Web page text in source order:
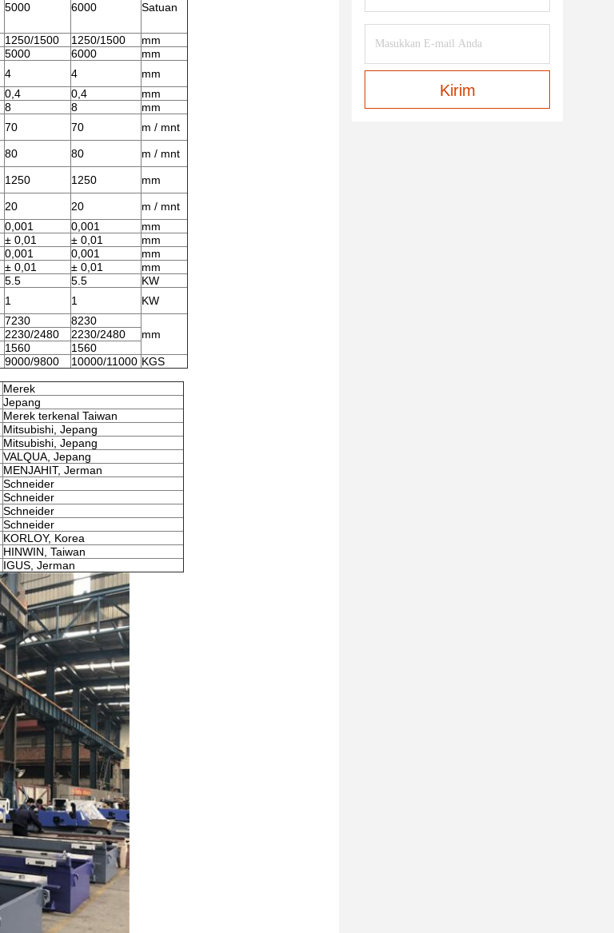
5000 6000 Satuan
1250/1500 1250/1500
mm
5000 6000
mm
4 4
mm
0,4 0,4
mm
8 8
mm
70 70 m / mnt
80 80 m / mnt
1250 1250 mm
20 20
m / mnt
0,001 0,001
mm
± 0,01 ± 0,01
mm
0,001 0,001
mm
± 0,01 ± 0,01 mm
5.5 5.5
KW
1 1 KW
7230
8230
mm
2230/2480
2230/2480
1560
1560
9000/9800 10000/11000 KGS
Merek
Jepang
Merek terkenal Taiwan
Mitsubishi, Jepang
Mitsubishi, Jepang
VALQUA, Jepang
MENJAHIT, Jerman
Schneider
Schneider
Schneider
Schneider
KORLOY, Korea
HINWIN, Taiwan
IGUS, Jerman
Kirim